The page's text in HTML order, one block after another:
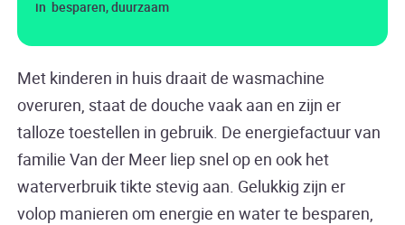
in besparen,duurzaam
Met kinderen in huis draait de wasmachine
overuren, staat de douche vaak aan en zijn er
talloze toestellen in gebruik. De energiefactuur van
familie Van der Meer liep snel op en ook het
waterverbruik tikte stevig aan. Gelukkig zijn er
volop manieren om energie en water te besparen,